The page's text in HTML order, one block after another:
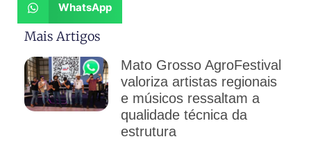
WhatsApp
Mais Artigos
Mato Grosso AgroFestival
valoriza artistas regionais
e músicos ressaltam a
qualidade técnica da
estrutura